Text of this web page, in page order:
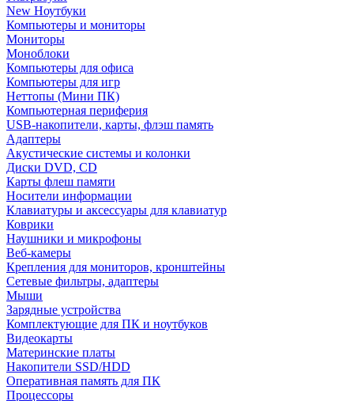
New Ноутбуки
Компьютеры и мониторы
Мониторы
Моноблоки
Компьютеры для офиса
Компьютеры для игр
Неттопы (Мини ПК)
Компьютерная периферия
USB-накопители, карты, флэш память
Адаптеры
Акустические системы и колонки
Диски DVD, CD
Карты флеш памяти
Носители информации
Клавиатуры и аксессуары для клавиатур
Коврики
Наушники и микрофоны
Веб-камеры
Крепления для мониторов, кронштейны
Сетевые фильтры, адаптеры
Мыши
Зарядные устройства
Комплектующие для ПК и ноутбуков
Видеокарты
Материнские платы
Накопители SSD/HDD
Оперативная память для ПК
Процессоры